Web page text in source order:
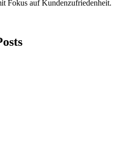
Fokus auf Kundenzufriedenheit.